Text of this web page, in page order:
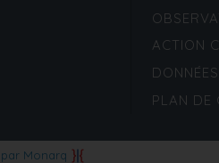
ACTION
PLAN DE
Monarq